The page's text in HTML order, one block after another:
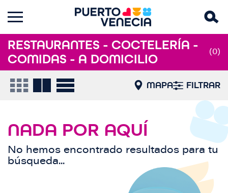
RESTAURANTES - COCTELERÍA -
COMIDAS - A DOMICILIO
(0)
MAPA FILTRAR
NADA POR AQUÍ
No hemos encontrado resultados para tu
búsqueda...